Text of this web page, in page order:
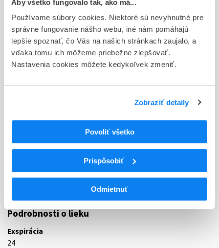
Aby všetko fungovalo tak, ako má...
Používame súbory cookies. Niektoré sú nevyhnutné pre
správne fungovanie nášho webu, iné nám pomáhajú
lepšie spoznať, čo Vás na našich stránkach zaujalo, a
vďaka tomu ich môžeme priebežne zlepšovať.
Nastavenia cookies môžete kedykoľvek zmeniť.
Zobraziť detaily
Povoliť všetko
Prispôsobiť
Odmietnuť
D - Registrácia bez obmedzenia platnosti
Typ registračnej procedúry
Decentralizovaná
Držiteľ, krajina
Respiračný systém
R06
Antihistaminiká na systémové použitie
Antihistaminiká na systémové použitie
R06AE
Deriváty piperazínu
Levocetirizín
Podrobnosti o lieku
Exspirácia
24